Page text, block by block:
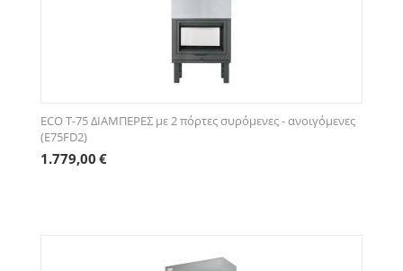
ECO Τ-75 ΔΙΑΜΠΕΡΕΣ με 2 πόρτες συρόμενες - ανοιγόμενες
(E75FD2)
1.779,00 €